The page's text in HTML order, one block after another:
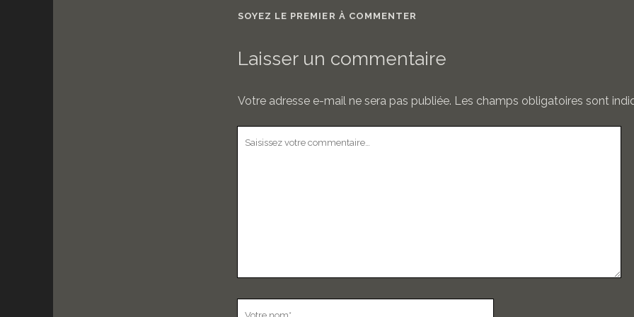
SOYEZ LE PREMIER À COMMENTER
Laisser un commentaire
Votre adresse e-mail ne sera pas publiée. Les champs obligatoires sont